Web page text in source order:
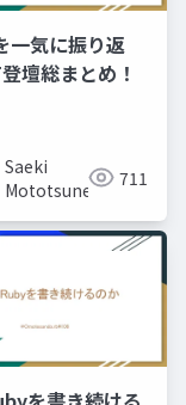
一気に振り返
壇総まとめ！
Saeki
Mototsune
711